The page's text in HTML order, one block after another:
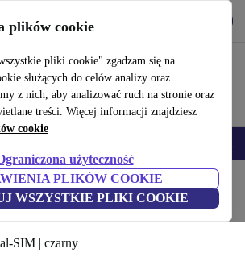
plików cookie
pliki cookie" zgadzam się na
służących do celów analizy oraz
z nich, aby analizować ruch na stronie oraz
treści. Więcej informacji znajdziesz
cookie
użyteczność
PLIKÓW COOKIE
WSZYSTKIE PLIKI COOKIE
szybko i łatwo
Telefony i smartfony Telefony Cubot
SIM | czarny